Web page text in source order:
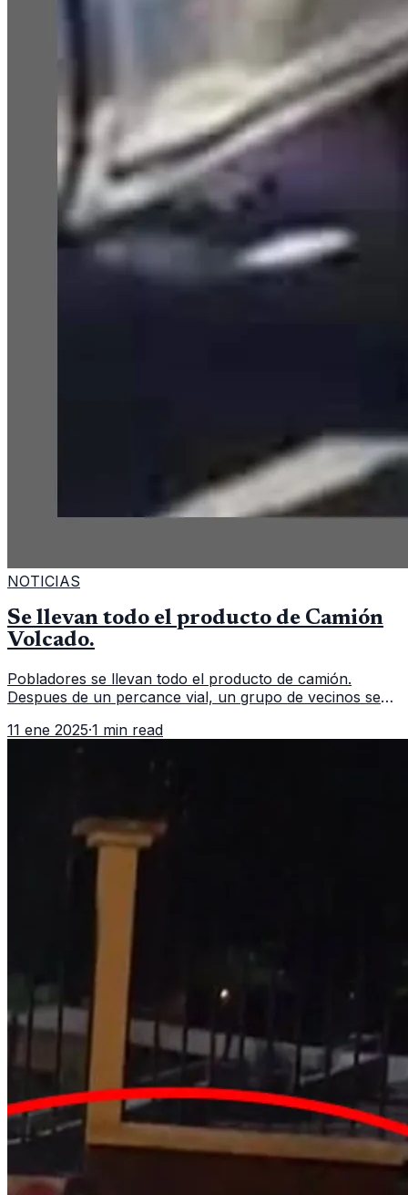
NOTICIAS
Se llevan todo el producto de Camión
Volcado.
Pobladores se llevan todo el producto de camión.
Despues de un percance vial, un grupo de vecinos se
repartidor que volcó. Un
11 ene 2025·1 min read